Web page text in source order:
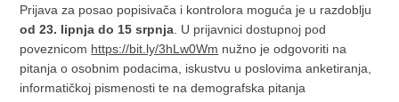
Prijava za posao popisivača i kontrolora moguća je u razdoblju
od 23. lipnja do 15 srpnja . U prijavnici dostupnoj pod
poveznicom https://bit.ly/3hLw0Wm nužno je odgovoriti na
pitanja o osobnim podacima, iskustvu u poslovima anketiranja,
informatičkoj pismenosti te na demografska pitanja